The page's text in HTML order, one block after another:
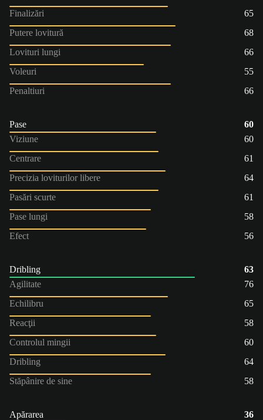
Finalizări
65
Putere lovitură
68
Lovituri lungi
66
Voleuri
55
Penaltiuri
66
Pase
60
Viziune
60
Centrare
61
Precizia loviturilor libere
64
Pasări scurte
61
Pase lungi
58
Efect
56
Dribling
63
Agilitate
76
Echilibru
65
Reacţii
58
Controlul mingii
60
Dribling
64
Stăpânire de sine
58
Apărarea
36